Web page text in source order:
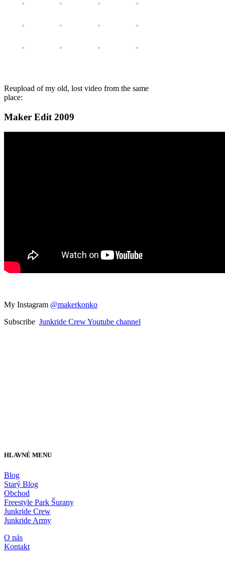
Reupload of my old, lost video from the same
place:
Maker Edit 2009
My Instagram @makerkonko
Subscribe Junkride Crew Youtube channel
HLAVNÉ MENU
Blog
Starý Blog
Obchod
Freestyle Park Šurany
Junkride Crew
Junkride Army
O nás
Kontakt